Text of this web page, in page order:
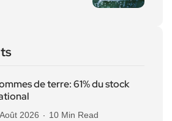
de terre: 61% du stock
2026 10 Min Read